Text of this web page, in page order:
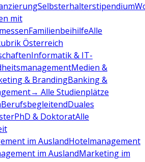
Selbsterhalterstipendium
mit
FamilienbeihilfeAlle
Österreich
Informatik & IT-
Medien &
& BrandingBanking &
→ Alle Studienplätze
BerufsbegleitendDuales
PhD & DoktoratAlle
im AuslandHotelmanagement
im AuslandMarketing im